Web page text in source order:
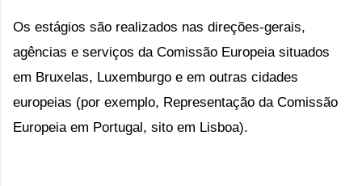
Os estágios são realizados nas direções-gerais,
agências e serviços da Comissão Europeia situados
em Bruxelas, Luxemburgo e em outras cidades
europeias (por exemplo, Representação da Comissão
Europeia em Portugal, sito em Lisboa).